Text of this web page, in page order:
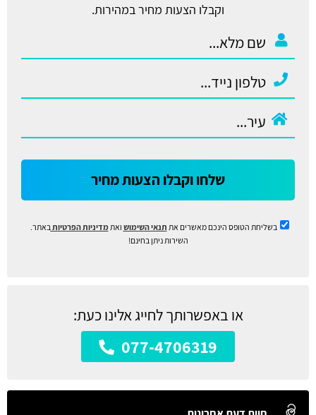
וקבלו הצעות מחיר במהירות.
שלחו וקבלו הצעות מחיר
בשליחת הטופס הינכם מאשרים את תנאי השימוש ואתמדיניות הפרטיות באתר.
השירות ניתן בחינם!
או באפשרותך לחייג אלינו כעת:
077-4706319